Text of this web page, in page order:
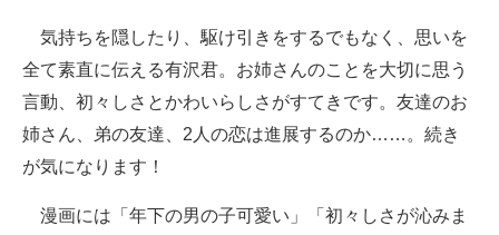
気持ちを隠したり、駆け引きをするでもなく、思いを
全て素直に伝える有沢君。お姉さんのことを大切に思う
言動、初々しさとかわいらしさがすてきです。友達のお
姉さん、弟の友達、2人の恋は進展するのか……。続き
が気になります！
漫画には「年下の男の子可愛い」「初々しさが沁みま